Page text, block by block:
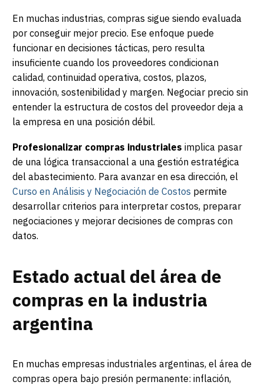
En muchas industrias, compras sigue siendo evaluada
por conseguir mejor precio. Ese enfoque puede
funcionar en decisiones tácticas, pero resulta
insuficiente cuando los proveedores condicionan
calidad, continuidad operativa, costos, plazos,
innovación, sostenibilidad y margen. Negociar precio sin
entender la estructura de costos del proveedor deja a
la empresa en una posición débil.
Profesionalizar compras industriales implica pasar
de una lógica transaccional a una gestión estratégica
del abastecimiento. Para avanzar en esa dirección, el
Curso en Análisis y Negociación de Costos permite
desarrollar criterios para interpretar costos, preparar
negociaciones y mejorar decisiones de compras con
datos.
Estado actual del área de
compras en la industria
argentina
En muchas empresas industriales argentinas, el área de
compras opera bajo presión permanente: inflación,